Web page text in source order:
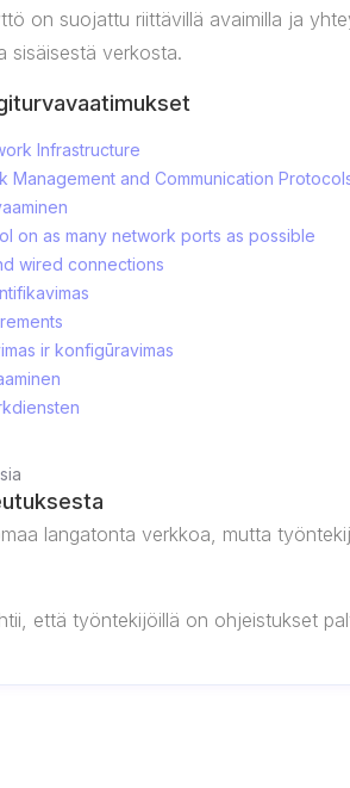
on suojattu riittävillä avaimilla ja
sisäisestä verkosta.
Infrastructure
Management and Communication
on as many network ports as possible
wired connections
ir konfigūravimas
langatonta verkkoa, mutta
että työntekijöillä on ohjeistukset